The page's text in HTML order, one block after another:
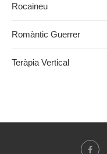
Rocaineu
Romàntic Guerrer
Teràpia Vertical